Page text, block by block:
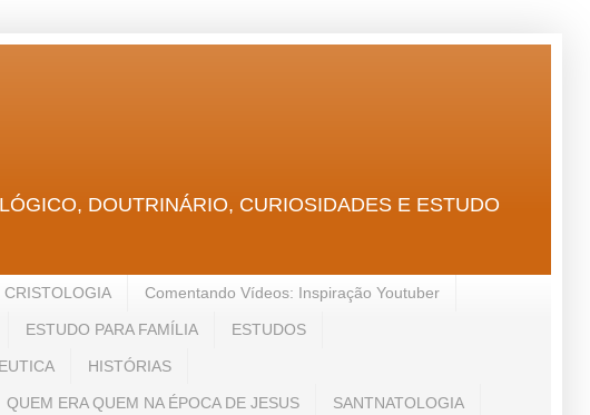
DOUTRINÁRIO, CURIOSIDADES E ESTUDO
CRISTOLOGIA Comentando Vídeos: Inspiração Youtuber
ESTUDO PARA FAMÍLIA ESTUDOS
HISTÓRIAS
QUEM ERA QUEM NA ÉPOCA DE JESUS SANTNATOLOGIA